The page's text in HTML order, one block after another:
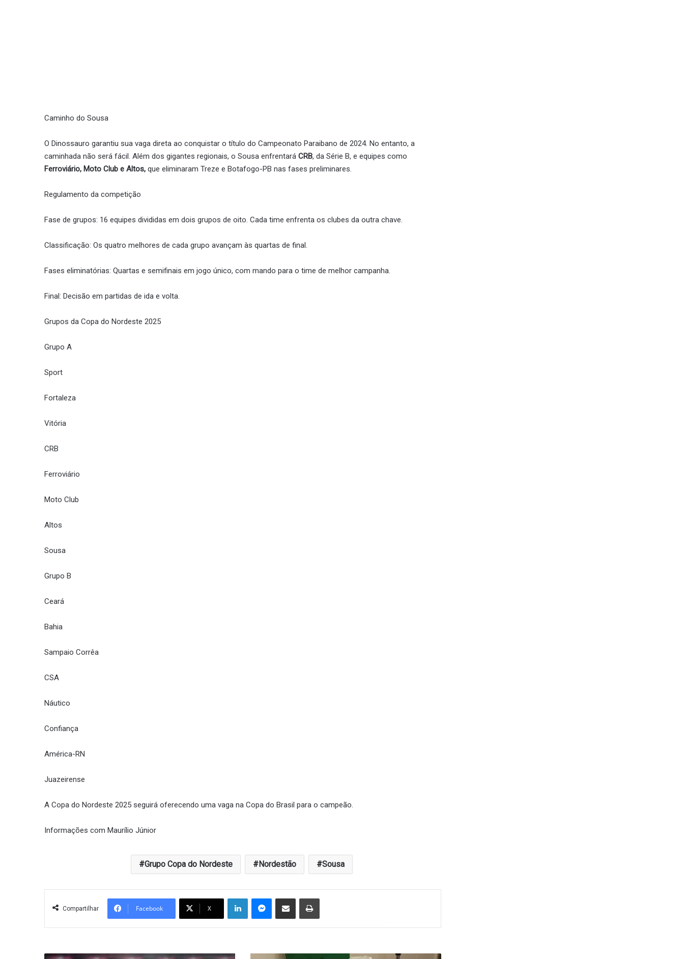
Caminho do Sousa
O Dinossauro garantiu sua vaga direta ao conquistar o título do Campeonato Paraibano de 2024. No entanto, a
caminhada não será fácil. Além dos gigantes regionais, o Sousa enfrentará CRB, da Série B, e equipes como
Ferroviário, Moto Club e Altos, que eliminaram Treze e Botafogo-PB nas fases preliminares.
Regulamento da competição
Fase de grupos: 16 equipes divididas em dois grupos de oito. Cada time enfrenta os clubes da outra chave.
Classificação: Os quatro melhores de cada grupo avançam às quartas de final.
Fases eliminatórias: Quartas e semifinais em jogo único, com mando para o time de melhor campanha.
Final: Decisão em partidas de ida e volta.
Grupos da Copa do Nordeste 2025
Grupo A
Sport
Fortaleza
Vitória
CRB
Ferroviário
Moto Club
Altos
Sousa
Grupo B
Ceará
Bahia
Sampaio Corrêa
CSA
Náutico
Confiança
América-RN
Juazeirense
A Copa do Nordeste 2025 seguirá oferecendo uma vaga na Copa do Brasil para o campeão.
Informações com Maurílio Júnior
Grupo Copa do Nordeste Nordestão Sousa
Compartilhar Facebook X
LinkedinMessenger
Compartilhar via e-mail Imprimir